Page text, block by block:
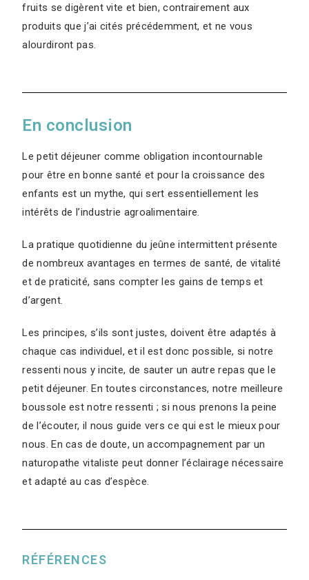
fruits se digèrent vite et bien, contrairement aux
produits que j’ai cités précédemment, et ne vous
alourdiront pas.
En conclusion
Le petit déjeuner comme obligation incontournable
pour être en bonne santé et pour la croissance des
enfants est un mythe, qui sert essentiellement les
intérêts de l’industrie agroalimentaire.
La pratique quotidienne du jeûne intermittent présente
de nombreux avantages en termes de santé, de vitalité
et de praticité, sans compter les gains de temps et
d’argent.
Les principes, s’ils sont justes, doivent être adaptés à
chaque cas individuel, et il est donc possible, si notre
ressenti nous y incite, de sauter un autre repas que le
petit déjeuner. En toutes circonstances, notre meilleure
boussole est notre ressenti ; si nous prenons la peine
de l’écouter, il nous guide vers ce qui est le mieux pour
nous. En cas de doute, un accompagnement par un
naturopathe vitaliste peut donner l’éclairage nécessaire
et adapté au cas d’espèce.
RÉFÉRENCES